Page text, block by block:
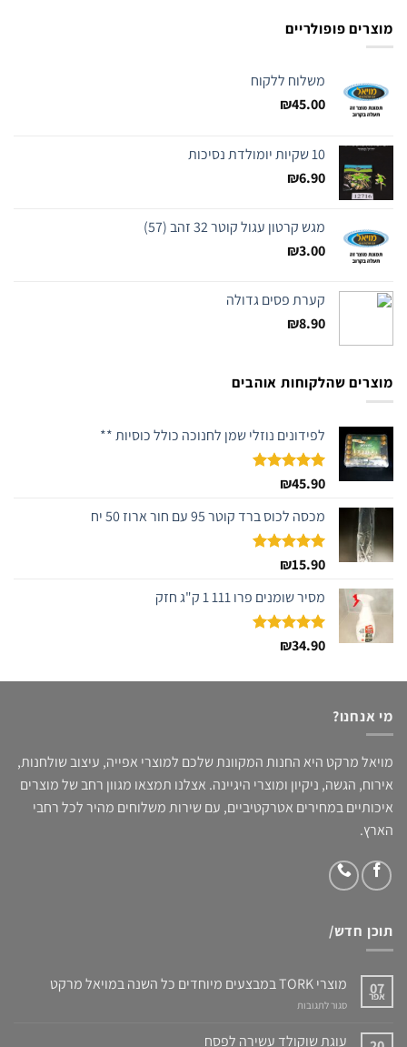
מוצרים פופולריים
משלוח ללקוח
₪45.00
10 שקיות יומולדת נסיכות
₪6.90
מגש קרטון עגול קוטר 32 זהב (57)
₪3.00
קערת פסים גדולה
₪8.90
מוצרים שהלקוחות אוהבים
לפידונים נוזלי שמן לחנוכה כולל כוסיות **
דורג5.00
₪45.90
מכסה לכוס ברד קוטר 95 עם חור ארוז 50 יח
דורג5.00
₪15.90
מסיר שומנים פרו 111 1 ק"ג חזק
דורג5.00
₪34.90
מי אנחנו?
מויאל מרקט היא החנות המקוונת שלכם למוצרי אפייה, עיצוב שולחנות,
אירוח, הגשה, ניקיון ומוצרי היגיינה. אצלנו תמצאו מגוון רחב של מוצרים
איכותיים במחירים אטרקטיביים, עם שירות משלוחים מהיר לכל רחבי
הארץ.
תוכן חדש/
07
אפר
מוצרי TORK במבצעים מיוחדים כל השנה במויאל מרקט
סגור לתגובות
TORK
עוגת שוקולד עשירה לפסח